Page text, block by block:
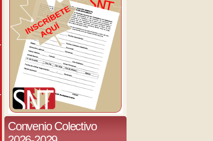
Convenio Colectivo